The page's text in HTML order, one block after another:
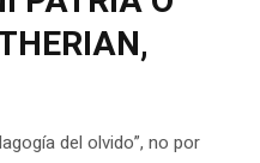
del olvido”, no por